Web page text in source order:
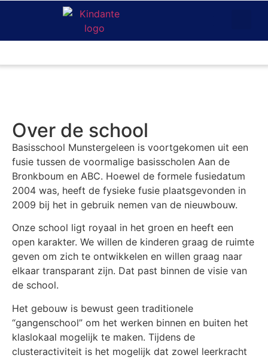
Over de school
Basisschool Munstergeleen is voortgekomen uit een
fusie tussen de voormalige basisscholen Aan de
Bronkboum en ABC. Hoewel de formele fusiedatum
2004 was, heeft de fysieke fusie plaatsgevonden in
2009 bij het in gebruik nemen van de nieuwbouw.
Onze school ligt royaal in het groen en heeft een
open karakter. We willen de kinderen graag de ruimte
geven om zich te ontwikkelen en willen graag naar
elkaar transparant zijn. Dat past binnen de visie van
de school.
Het gebouw is bewust geen traditionele
“gangenschool” om het werken binnen en buiten het
klaslokaal mogelijk te maken. Tijdens de
clusteractiviteit is het mogelijk dat zowel leerkracht